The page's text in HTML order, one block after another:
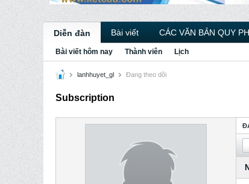
Diễn đàn Bài viết CÁC VĂN BẢN QUY
Bài viết hôm nay Thành viên Lịch
lanhhuyet_gl Ðang theo dõi
Subscription